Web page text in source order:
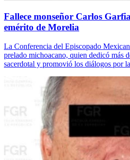
Fallece monseñor Carlos
emérito de Morelia
La Conferencia del Episcopado
prelado michoacano, quien dedicó más
sacerdotal y promovió los diálogos por